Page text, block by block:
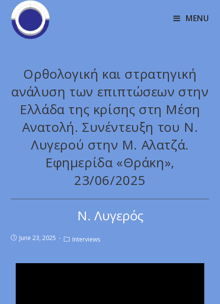
MENU
Ορθολογική και στρατηγική
ανάλυση των επιπτώσεων στην
Ελλάδα της κρίσης στη Μέση
Ανατολή. Συνέντευξη του Ν.
Λυγερού στην Μ. Αλατζά.
Εφημερίδα «Θράκη»,
23/06/2025
Ν. Λυγερός
June 23, 2025 Interviews